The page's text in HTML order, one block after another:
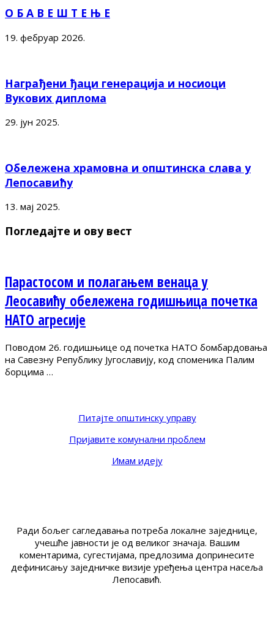
О Б А В Е Ш Т Е Њ Е
19. фебруар 2026.
Награђени ђаци генерација и носиоци
Вукових диплома
29. јун 2025.
Обележена храмовна и општинска слава у
Лепосавићу
13. мај 2025.
Погледајте и ову вест
Парастосом и полагањем венаца у
Леосавићу обележена годишњица почетка
НАТО агресије
Поводом 26. годишњице од почетка НАТО бомбардовања
на Савезну Републику Југославију, код споменика Палим
борцима …
Питајте општинску управу
Пријавите комунални проблем
Имам идеју
Ради бољег сагледавања потреба локалне заједнице,
учешће јавности је од великог значаја. Вашим
коментарима, сугестијама, предлозима допринесите
дефинисању заједничке визије уређења центра насеља
Лепосавић.